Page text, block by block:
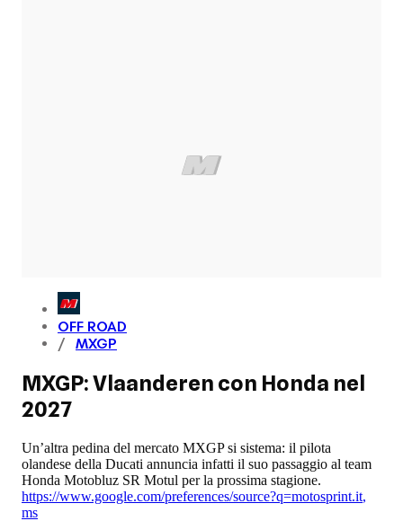
OFF ROAD
MXGP
MXGP: Vlaanderen con Honda nel
2027
Un’altra pedina del mercato MXGP si sistema: il pilota
olandese della Ducati annuncia infatti il suo passaggio al team
Honda Motobluz SR Motul per la prossima stagione.
https://www.google.com/preferences/source?q=motosprint.it,
ms